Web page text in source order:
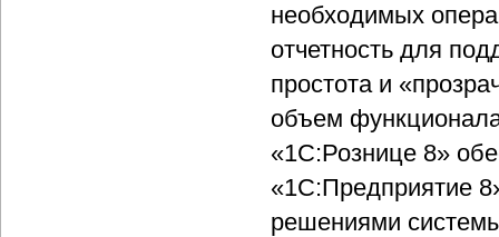
необходимых
отчетность для
простота и
объем
«1С:Рознице 8»
«1С:Предприятие
решениями